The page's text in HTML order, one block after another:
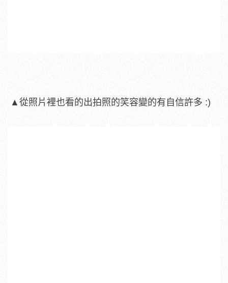
▲從照片裡也看的出拍照的笑容變的有自信許多 :)